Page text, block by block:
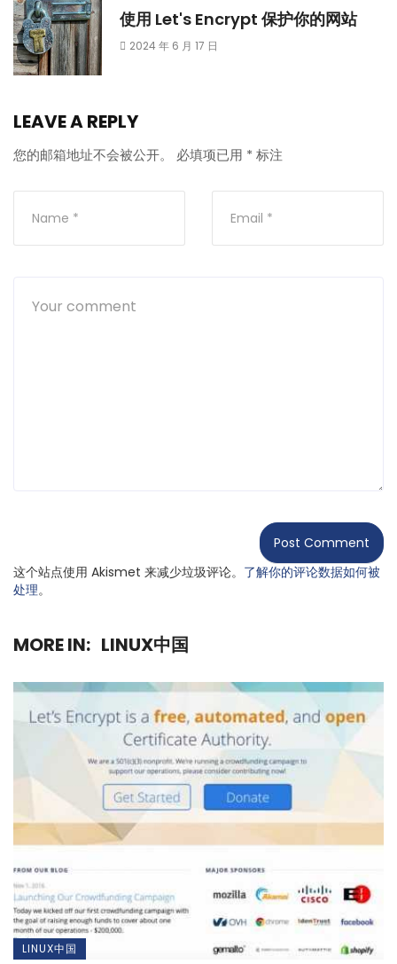
使用 Let's Encrypt 保护你的网站
2024 年 6 月 17 日
LEAVE A REPLY
您的邮箱地址不会被公开。 必填项已用 * 标注
这个站点使用 Akismet 来减少垃圾评论。 了解你的评论数据如何被
处理。
MORE IN: LINUX中国
LINUX中国